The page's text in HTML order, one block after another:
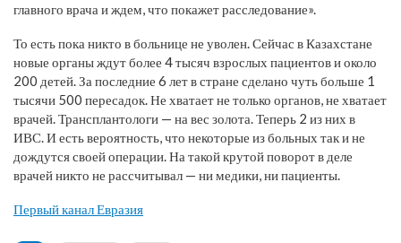
главного врача и ждем, что покажет расследование».
То есть пока никто в больнице не уволен. Сейчас в Казахстане
новые органы ждут более 4 тысяч взрослых пациентов и около
200 детей. За последние 6 лет в стране сделано чуть больше 1
тысячи 500 пересадок. Не хватает не только органов, не хватает
врачей. Трансплантологи — на вес золота. Теперь 2 из них в
ИВС. И есть вероятность, что некоторые из больных так и не
дождутся своей операции. На такой крутой поворот в деле
врачей никто не рассчитывал — ни медики, ни пациенты.
Первый канал Евразия